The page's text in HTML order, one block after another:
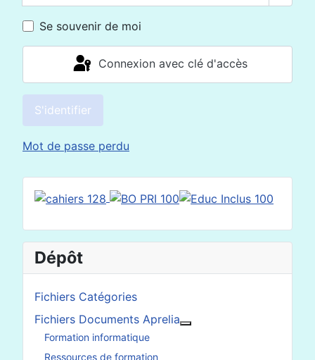
Se souvenir de moi
Connexion avec clé d'accès
S'identifier
Mot de passe perdu
Dépôt
Fichiers Catégories
Fichiers Documents Aprelia
Formation informatique
Ressources de formation